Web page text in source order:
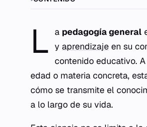
L a pedagogía general
yaprendizaje en su
contenido educativo.
edad o materia concreta,
cómo se transmite el
a lo largo de su vida.